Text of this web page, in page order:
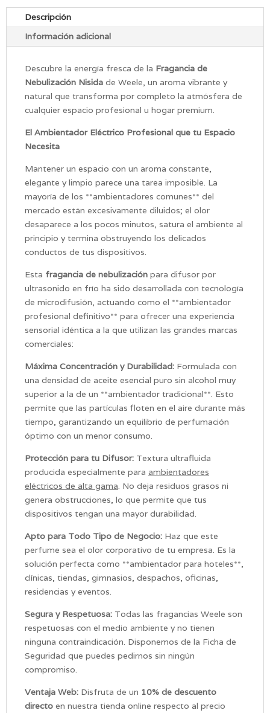
Descripción
Información adicional
Descubre la energía fresca de la Fragancia de
Nebulización Nisida de Weele, un aroma vibrante y
natural que transforma por completo la atmósfera de
cualquier espacio profesional u hogar premium.
El Ambientador Eléctrico Profesional que tu Espacio
Necesita
Mantener un espacio con un aroma constante,
elegante y limpio parece una tarea imposible. La
mayoría de los **ambientadores comunes** del
mercado están excesivamente diluidos; el olor
desaparece a los pocos minutos, satura el ambiente al
principio y termina obstruyendo los delicados
conductos de tus dispositivos.
Esta fragancia de nebulización para difusor por
ultrasonido en frío ha sido desarrollada con tecnología
de microdifusión, actuando como el **ambientador
profesional definitivo** para ofrecer una experiencia
sensorial idéntica a la que utilizan las grandes marcas
comerciales:
Máxima Concentración y Durabilidad: Formulada con
una densidad de aceite esencial puro sin alcohol muy
superior a la de un **ambientador tradicional**. Esto
permite que las partículas floten en el aire durante más
tiempo, garantizando un equilibrio de perfumación
óptimo con un menor consumo.
Protección para tu Difusor: Textura ultrafluida
producida especialmente para ambientadores
eléctricos de alta gama . No deja residuos grasos ni
genera obstrucciones, lo que permite que tus
dispositivos tengan una mayor durabilidad.
Apto para Todo Tipo de Negocio: Haz que este
perfume sea el olor corporativo de tu empresa. Es la
solución perfecta como **ambientador para hoteles**,
clínicas, tiendas, gimnasios, despachos, oficinas,
residencias y eventos.
Segura y Respetuosa: Todas las fragancias Weele son
respetuosas con el medio ambiente y no tienen
ninguna contraindicación. Disponemos de la Ficha de
Seguridad que puedes pedirnos sin ningún
compromiso.
Ventaja Web: Disfruta de un 10% de descuento
directo en nuestra tienda online respecto al precio